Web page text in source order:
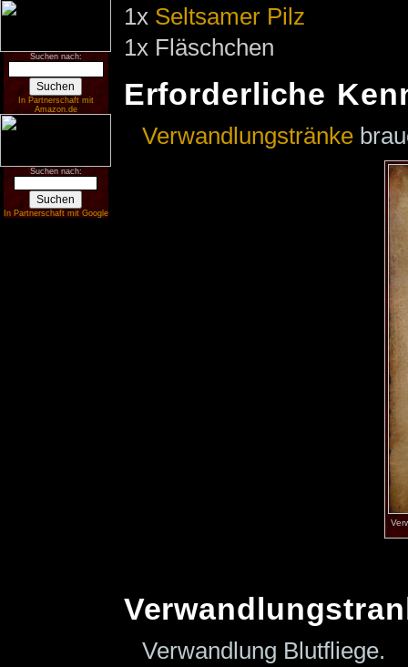
Suchen nach:
In Partnerschaft mit
Amazon.de
Suchen nach:
In Partnerschaft mit Google
1x Seltsamer Pilz
1x Fläschchen
Erforderliche
Verwandlungstränke
Verwandlung Blutfliege.